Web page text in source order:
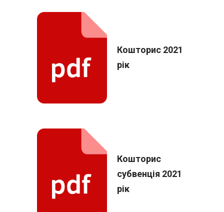
Кошторис 2021
рік
Кошторис
субвенція 2021
рік